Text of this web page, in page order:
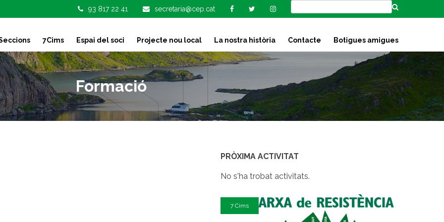
93 817 22 41 secretaria@cep.cat
7Cims Espai del soci Projecte nou local La nostra història Contacte Botigues amigues
Formació
PRÒXIMA ACTIVITAT
No s'ha trobat activitats.
7 Cims